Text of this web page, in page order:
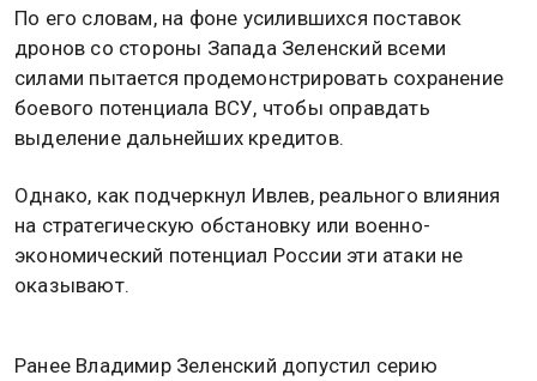
По его словам, на фоне усилившихся поставок
дронов со стороны Запада Зеленский всеми
силами пытается продемонстрировать сохранение
боевого потенциала ВСУ, чтобы оправдать
выделение дальнейших кредитов.
Однако, как подчеркнул Ивлев, реального влияния
на стратегическую обстановку или военно-
экономический потенциал России эти атаки не
оказывают.
Ранее Владимир Зеленский допустил серию